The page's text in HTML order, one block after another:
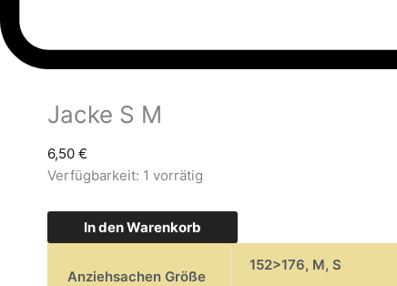
Jacke S M
6,50 €
Verfügbarkeit: 1 vorrätig
In den Warenkorb
Anziehsachen Größe
152>176, M, S